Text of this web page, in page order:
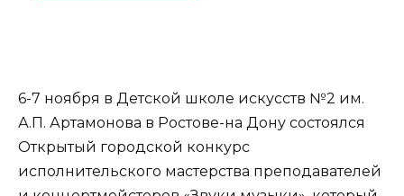
6-7 ноября в Детской школе искусств №2 им.
А.П. Артамонова в Ростове-на Дону состоялся
Открытый городской конкурс
исполнительского мастерства преподавателей